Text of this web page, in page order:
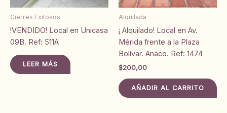
Cierres Exitosos
!VENDIDO! Local en Unicasa
09B. Ref: 511A
LEER MÁS
Alquilada
¡ Alquilado! Local en Av.
Mérida frente a la Plaza
Bolívar. Anaco. Ref: 1474
$200,00
AÑADIR AL CARRITO